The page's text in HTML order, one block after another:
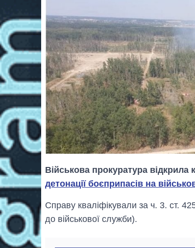
Військова прокуратура
детонації боєприпасів на
Справу кваліфікували за ч. 3. ст.
до військової служби).